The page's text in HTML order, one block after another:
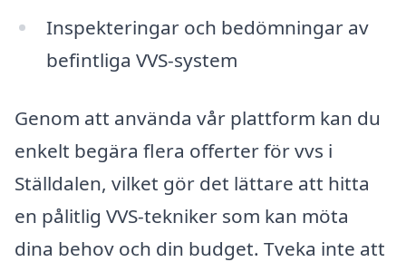
Inspekteringar och bedömningar av
befintliga VVS-system
Genom att använda vår plattform kan du
enkelt begära flera offerter för vvs i
Ställdalen, vilket gör det lättare att hitta
en pålitlig VVS-tekniker som kan möta
dina behov och din budget. Tveka inte att